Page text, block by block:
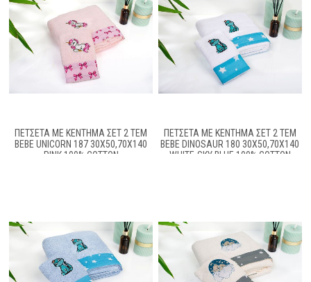
ΠΕΤΣΈΤΑ ΜΕ ΚΈΝΤΗΜΑ ΣΕΤ 2 ΤΕΜ
BEBE UNICORN 187 30X50,70X140
PINK 100% COTTON
ΠΕΤΣΈΤΑ ΜΕ ΚΈΝΤΗΜΑ ΣΕΤ 2 ΤΕΜ
BEBE DINOSAUR 180 30X50,70X140
WHITE-SKY BLUE 100% COTTON